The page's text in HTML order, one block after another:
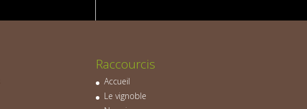
Raccourcis
Accueil
Le vignoble